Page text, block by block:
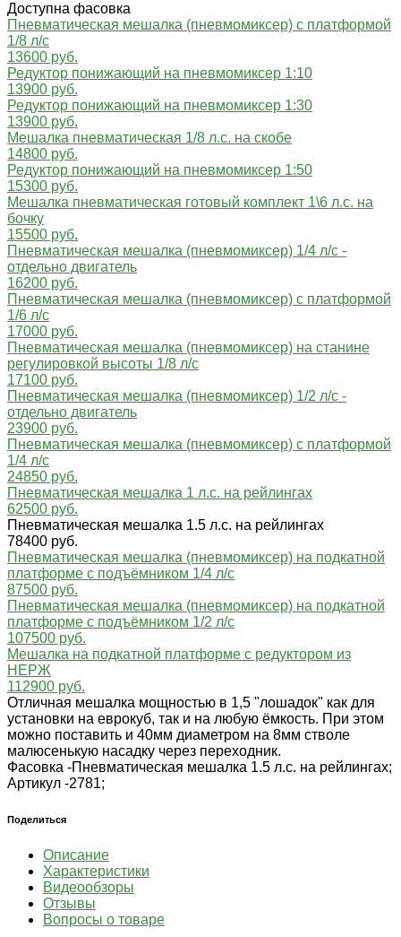
Доступна фасовка
Пневматическая мешалка (пневмомиксер) с платформой
1/8 л/с
13600 руб.
Редуктор понижающий на пневмомиксер 1:10
13900 руб.
Редуктор понижающий на пневмомиксер 1:30
13900 руб.
Мешалка пневматическая 1/8 л.с. на скобе
14800 руб.
Редуктор понижающий на пневмомиксер 1:50
15300 руб.
Мешалка пневматическая готовый комплект 1\6 л.с. на
бочку
15500 руб.
Пневматическая мешалка (пневмомиксер) 1/4 л/с -
отдельно двигатель
16200 руб.
Пневматическая мешалка (пневмомиксер) с платформой
1/6 л/с
17000 руб.
Пневматическая мешалка (пневмомиксер) на станине
регулировкой высоты 1/8 л/с
17100 руб.
Пневматическая мешалка (пневмомиксер) 1/2 л/с -
отдельно двигатель
23900 руб.
Пневматическая мешалка (пневмомиксер) с платформой
1/4 л/с
24850 руб.
Пневматическая мешалка 1 л.с. на рейлингах
62500 руб.
Пневматическая мешалка 1.5 л.с. на рейлингах
78400 руб.
Пневматическая мешалка (пневмомиксер) на подкатной
платформе с подъёмником 1/4 л/с
87500 руб.
Пневматическая мешалка (пневмомиксер) на подкатной
платформе с подъёмником 1/2 л/с
107500 руб.
Мешалка на подкатной платформе с редуктором из
НЕРЖ
112900 руб.
Отличная мешалка мощностью в 1,5 "лошадок" как для
установки на еврокуб, так и на любую ёмкость. При этом
можно поставить и 40мм диаметром на 8мм стволе
малюсенькую насадку через переходник.
Фасовка -Пневматическая мешалка 1.5 л.с. на рейлингах;
Артикул -2781;
Поделиться
Описание
Характеристики
Видеообзоры
Отзывы
Вопросы о товаре